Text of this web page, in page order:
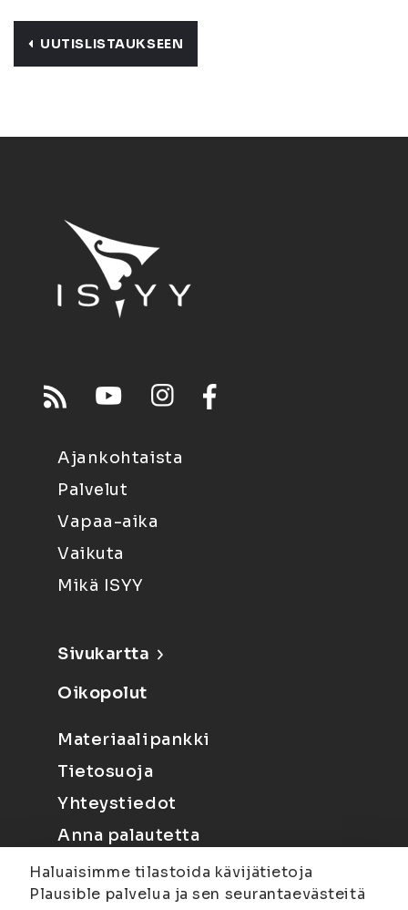
UUTISLISTAUKSEEN
Ajankohtaista
Palvelut
Vapaa-aika
Vaikuta
Mikä ISYY
Sivukartta
Oikopolut
Materiaalipankki
Tietosuoja
Yhteystiedot
Anna palautetta
Haluaisimme tilastoida kävijätietoja
Plausible palvelua ja sen seurantaevästeitä